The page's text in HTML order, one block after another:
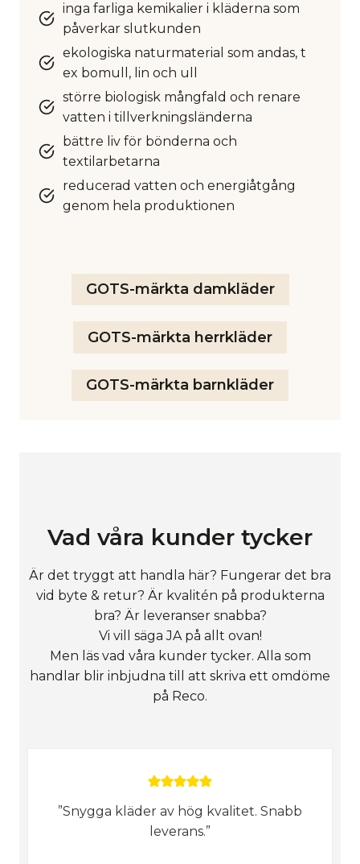
inga farliga kemikalier i kläderna som
påverkar slutkunden
ekologiska naturmaterial som andas, t
ex bomull, lin och ull
större biologisk mångfald och renare
vatten i tillverkningsländerna
bättre liv för bönderna och
textilarbetarna
reducerad vatten och energiåtgång
genom hela produktionen
GOTS-märkta damkläder
GOTS-märkta herrkläder
GOTS-märkta barnkläder
Vad våra kunder tycker
Är det tryggt att handla här? Fungerar det bra
vid byte & retur? Är kvalitén på produkterna
bra? Är leveranser snabba?
Vi vill säga JA på allt ovan!
Men läs vad våra kunder tycker. Alla som
handlar blir inbjudna till att skriva ett omdöme
på Reco.
”Snygga kläder av hög kvalitet. Snabb
leverans.”